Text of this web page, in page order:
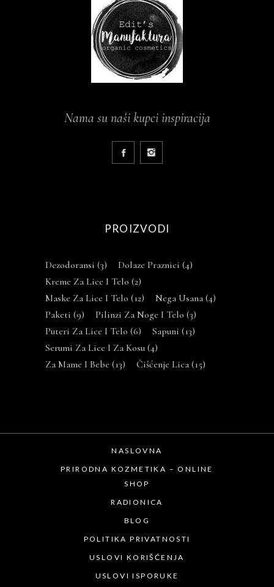
Nama su naši kupci inspiracija
PROIZVODI
Dezodoransi (3) Dolaze Praznici (4)
Kreme Za Lice I Telo (2)
Maske Za Lice I Telo (12) Nega Usana (4)
Paketi (9) Pilinzi Za Noge I Telo (3)
Puteri Za Lice I Telo (6) Sapuni (13)
Serumi Za Lice I Za Kosu (4)
Za Mame I Bebe (13) Čišćenje Lica (15)
NASLOVNA
PRIRODNA KOZMETIKA – ONLINE
SHOP
RADIONICA
BLOG
POLITIKA PRIVATNOSTI
USLOVI KORIŠĆENJA
USLOVI ISPORUKE